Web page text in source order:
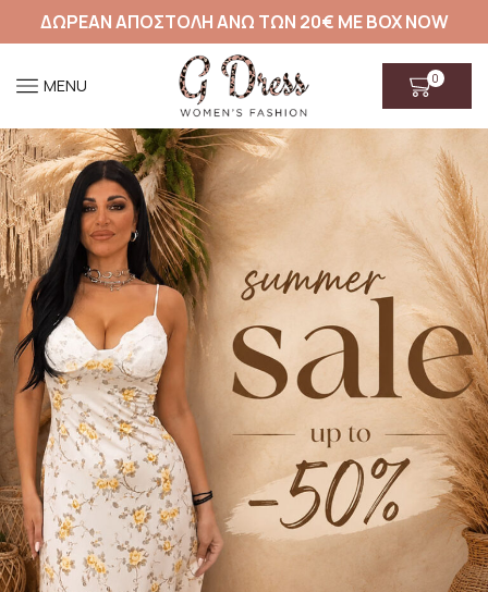
ΔΩΡΕΑΝ ΑΠΟΣΤΟΛΗ ΑΝΩ ΤΩΝ 20€ ΜΕ BOX NOW
MENU 0